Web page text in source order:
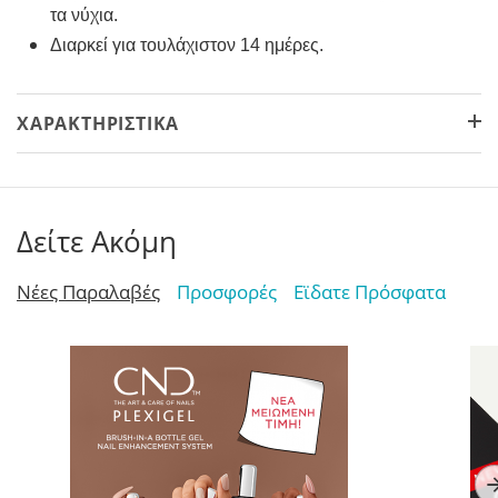
τα νύχια.
Διαρκεί για τουλάχιστον 14 ημέρες.
ΧΑΡΑΚΤΗΡΙΣΤΙΚΆ
Δείτε Ακόμη
Νέες Παραλαβές Προσφορές Εϊδατε Πρόσφατα